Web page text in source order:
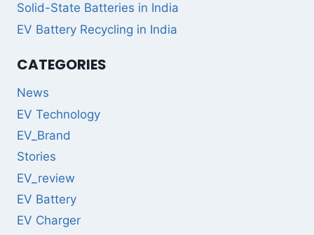
Solid-State Batteries in India
EV Battery Recycling in India
CATEGORIES
News
EV Technology
EV_Brand
Stories
EV_review
EV Battery
EV Charger